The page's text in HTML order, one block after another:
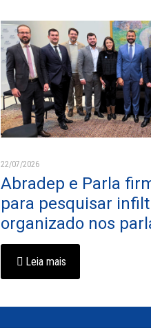
22/07/2026
Abradep e Parla
para pesquisar
organizado nos
Leia mais